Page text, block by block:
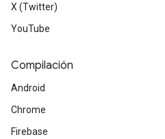
X (Twitter)
YouTube
Compilación
Android
Chrome
Firebase